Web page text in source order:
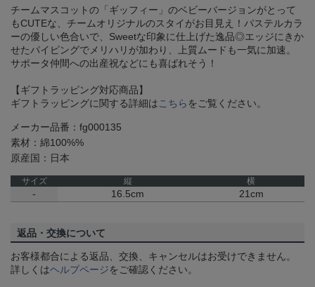
チームマスコットの「ギッフィー」のベビーバージョンがとって
もCUTEな、チームオリジナルのスタイがお目見え！パステルカラ
ーの優しい色合いで、Sweetな印象に仕上げた逸品◎エッジにきか
せたパイピングでメリハリが加わり、上質ムードも一気に加速。
サポータ仲間への出産祝などにも喜ばれそう！
【ギフトラッピング対応商品】
ギフトラッピングに関する詳細は こちら をご覧ください。
メーカー品番：fg000135
素材：綿100%%
原産国：日本
サイズ 縦 横
- 16.5cm 21cm
返品・交換について
お客様都合による返品、交換、キャンセルはお受けできません。
詳しくはヘルプページをご確認ください。